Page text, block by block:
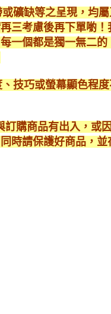
礦缺等之呈現，均
三考慮後再下單喲
一個都是獨一無二的
技巧或螢幕顯色程
購商品有出入，或
時請保護好商品，並